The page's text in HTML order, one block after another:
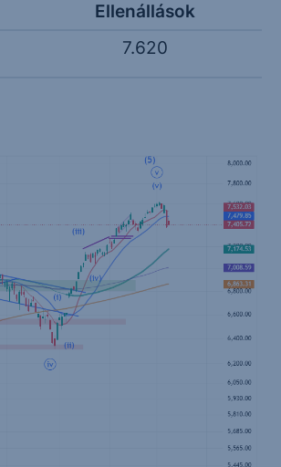
Ellenállások
7.620